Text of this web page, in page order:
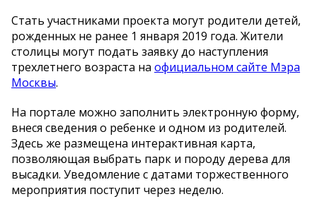
Стать участниками проекта могут родители детей,
рожденных не ранее 1 января 2019 года. Жители
столицы могут подать заявку до наступления
трехлетнего возраста на официальном сайте Мэра
Москвы.
На портале можно заполнить электронную форму,
внеся сведения о ребенке и одном из родителей.
Здесь же размещена интерактивная карта,
позволяющая выбрать парк и породу дерева для
высадки. Уведомление с датами торжественного
мероприятия поступит через неделю.